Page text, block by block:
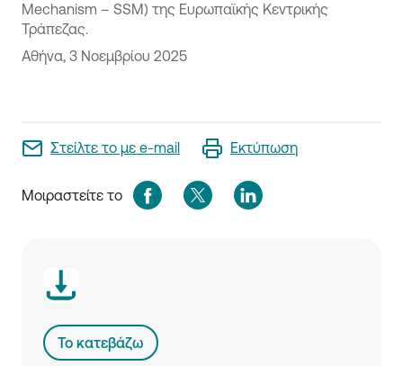
Mechanism – SSM) της Ευρωπαϊκής Κεντρικής
Τράπεζας.
Αθήνα, 3 Νοεμβρίου 2025
Στείλτε το με e-mail Εκτύπωση
Μοιραστείτε το
Το κατεβάζω